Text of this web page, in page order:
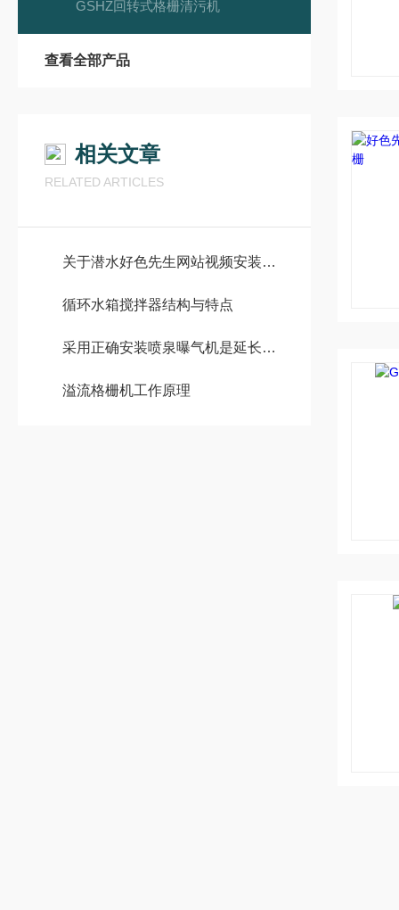
GSHZ回转式格栅清污机
查看全部产品
相关文章
RELATED ARTICLES
关于潜水好色先生网站视频安装详解
循环水箱搅拌器结构与特点
采用正确安装喷泉曝气机是延长使用寿命的方法之一
溢流格栅机工作原理